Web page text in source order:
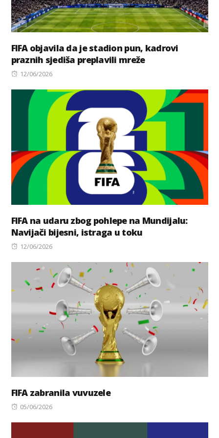
FIFA objavila da je stadion pun, kadrovi
praznih sjediša preplavili mreže
Posted
12/06/2026
FIFA na udaru zbog pohlepe na Mundijalu:
Navijači bijesni, istraga u toku
Posted
12/06/2026
FIFA zabranila vuvuzele
Posted
05/06/2026